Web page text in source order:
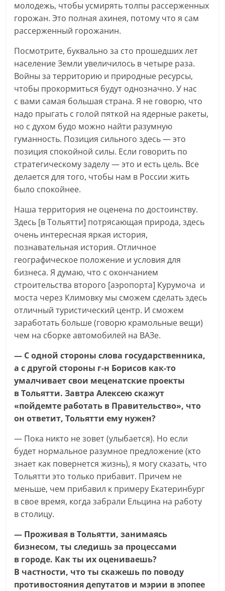
молодежь, чтобы усмирять толпы рассерженных
горожан. Это полная ахинея, потому что я сам
рассерженный горожанин.
Посмотрите, буквально за сто прошедших лет
население Земли увеличилось в четыре раза.
Войны за территорию и природные ресурсы,
чтобы прокормиться будут однозначно. У нас
с вами самая большая страна. Я не говорю, что
надо прыгать с голой пяткой на ядерные ракеты,
но с духом будо можно найти разумную
гуманность. Позиция сильного здесь — это
позиция спокойной силы. Если говорить по
стратегическому заделу — это и есть цель. Все
делается для того, чтобы нам в России жить
было спокойнее.
Наша территория не оценена по достоинству.
Здесь [в Тольятти] потрясающая природа, здесь
очень интересная яркая история,
познавательная история. Отличное
географическое положение и условия для
бизнеса. Я думаю, что с окончанием
строительства второго [аэропорта] Курумоча и
моста через Климовку мы сможем сделать здесь
отличный туристический центр. И сможем
заработать больше (говорю крамольные вещи)
чем на сборке автомобилей на ВАЗе.
— С одной стороны слова государственника,
а с другой стороны г-н Борисов как-то
умалчивает свои меценатские проекты
в Тольятти. Завтра Алексею скажут
«пойдемте работать в Правительство», что
он ответит, Тольятти ему нужен?
— Пока никто не зовет (улыбается). Но если
будет нормальное разумное предложение (кто
знает как повернется жизнь), я могу сказать, что
Тольятти это только прибавит. Причем не
меньше, чем прибавил к примеру Екатеринбург
в свое время, когда забрали Ельцина на работу
в столицу.
— Проживая в Тольятти, занимаясь
бизнесом, ты следишь за процессами
в городе. Как ты их оцениваешь?
В частности, что ты скажешь по поводу
противостояния депутатов и мэрии в эпопее